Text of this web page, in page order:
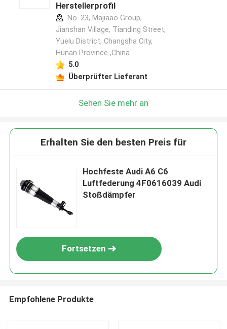
Herstellerprofil
No. 23, Majiaao Group,
Jianshan Village, Tianding Street,
Yuelu District, Changsha City,
Hunan Province ,China
5.0
Überprüfter Lieferant
Sehen Sie mehr an
Erhalten Sie den besten Preis für
Hochfeste Audi A6 C6
Luftfederung 4F0616039 Audi
Stoßdämpfer
Fortsetzen
Empfohlene Produkte